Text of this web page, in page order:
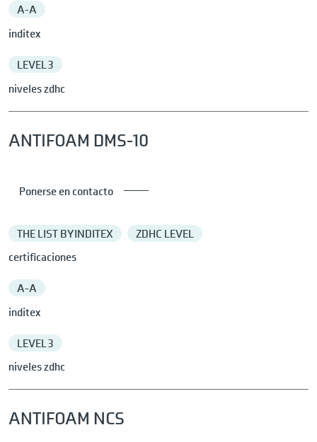
A-A
inditex
LEVEL 3
niveles zdhc
ANTIFOAM DMS-10
Ponerse en contacto
THE LIST BY INDITEX
ZDHC LEVEL
certificaciones
A-A
inditex
LEVEL 3
niveles zdhc
ANTIFOAM NCS